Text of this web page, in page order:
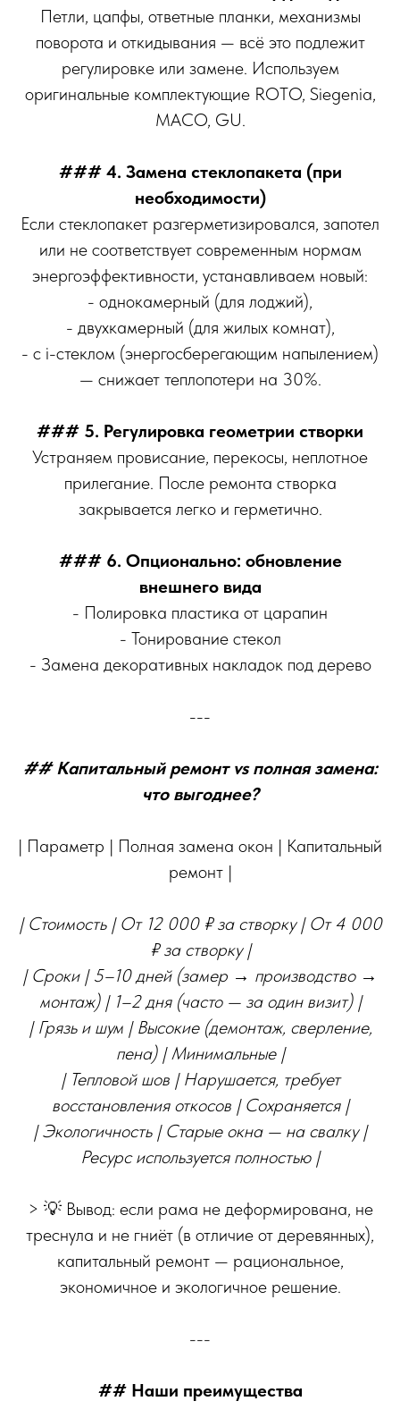
Петли, цапфы, ответные планки, механизмы
поворота и откидывания — всё это подлежит
регулировке или замене. Используем
оригинальные комплектующие ROTO, Siegenia,
MACO, GU.
### 4. Замена стеклопакета (при
необходимости)
Если стеклопакет разгерметизировался, запотел
или не соответствует современным нормам
энергоэффективности, устанавливаем новый:
- однокамерный (для лоджий),
- двухкамерный (для жилых комнат),
- с i-стеклом (энергосберегающим напылением)
— снижает теплопотери на 30%.
### 5. Регулировка геометрии створки
Устраняем провисание, перекосы, неплотное
прилегание. После ремонта створка
закрывается легко и герметично.
### 6. Опционально: обновление
внешнего вида
- Полировка пластика от царапин
- Тонирование стекол
- Замена декоративных накладок под дерево
---
## Капитальный ремонт vs полная замена:
что выгоднее?
| Параметр | Полная замена окон | Капитальный
ремонт |
| Стоимость | От 12 000 ₽ за створку | От 4 000
₽ за створку |
| Сроки | 5–10 дней (замер → производство →
монтаж) | 1–2 дня (часто — за один визит) |
| Грязь и шум | Высокие (демонтаж, сверление,
пена) | Минимальные |
| Тепловой шов | Нарушается, требует
восстановления откосов | Сохраняется |
| Экологичность | Старые окна — на свалку |
Ресурс используется полностью |
> 💡 Вывод: если рама не деформирована, не
треснула и не гниёт (в отличие от деревянных),
капитальный ремонт — рациональное,
экономичное и экологичное решение.
---
## Наши преимущества